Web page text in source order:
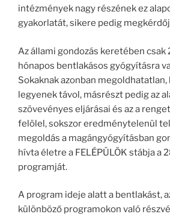
intézmények nagy részének ez
gyakorlatát, sikere pedig
Az állami gondozás keretében csak
hónapos bentlakásos gyógyításra
Sokaknak azonban
legyenek távol, másrészt pedig az
szövevényes eljárásai és az a
felölel, sokszor eredménytelenül
megoldás a magángyógyításban
hívta életre a FELÉPÜLÖK stábja a
programját.
A program ideje alatt a bentlakást,
különböző programokon való